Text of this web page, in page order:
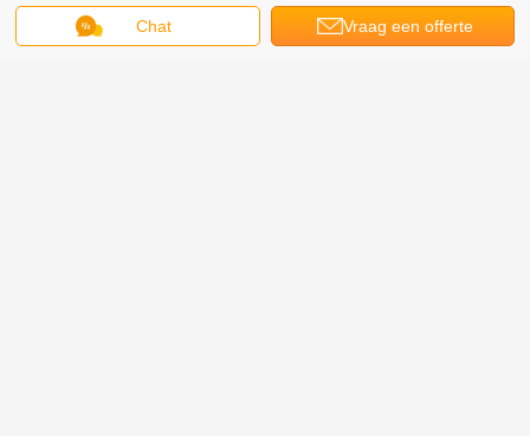
Markeringen: aquatisch speelplaatsmateriaal
Kinderen Openluchtaqua playground ,
Chat Vraag een offerte